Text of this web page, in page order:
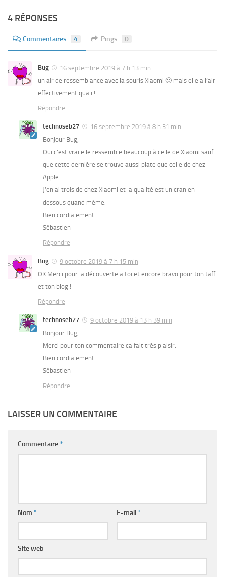
4 RÉPONSES
Commentaires 4 Pings 0
Bug
16 septembre 2019 à 7 h 13 min
un air de ressemblance avec la souris Xiaomi 🙂 mais elle a l’air
effectivement quali !
Répondre
technoseb27
16 septembre 2019 à 8 h 31 min
Bonjour Bug,
Oui c’est vrai elle ressemble beaucoup à celle de Xiaomi sauf
que cette dernière se trouve aussi plate que celle de chez
Apple.
J’en ai trois de chez Xiaomi et la qualité est un cran en
dessous quand même.
Bien cordialement
Sébastien
Répondre
Bug
9 octobre 2019 à 7 h 15 min
OK Merci pour la découverte a toi et encore bravo pour ton taff
et ton blog !
Répondre
technoseb27
9 octobre 2019 à 13 h 39 min
Bonjour Bug,
Merci pour ton commentaire ca fait très plaisir.
Bien cordialement
Sébastien
Répondre
LAISSER UN COMMENTAIRE
Commentaire*
Nom * E-mail *
Site web